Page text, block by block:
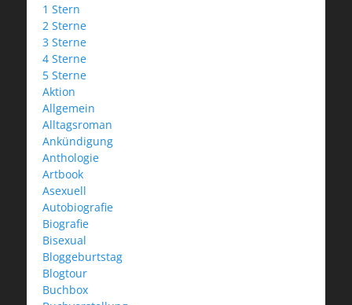
1 Stern
2 Sterne
3 Sterne
4 Sterne
5 Sterne
Aktion
Allgemein
Alltagsroman
Ankündigung
Anthologie
Artbook
Asexuell
Autobiografie
Biografie
Bisexual
Bloggeburtstag
Blogtour
Buchbox